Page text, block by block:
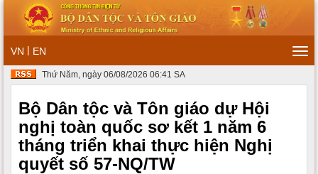
VN | EN
Thứ Năm, ngày 06/08/2026 06:41 SA
Bộ Dân tộc và Tôn giáo dự Hội
nghị toàn quốc sơ kết 1 năm 6
tháng triển khai thực hiện Nghị
quyết số 57-NQ/TW